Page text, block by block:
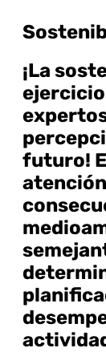
¡La
futuro!